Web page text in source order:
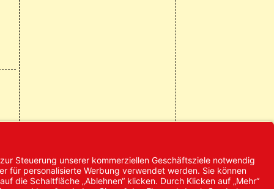
© 2024 Promed